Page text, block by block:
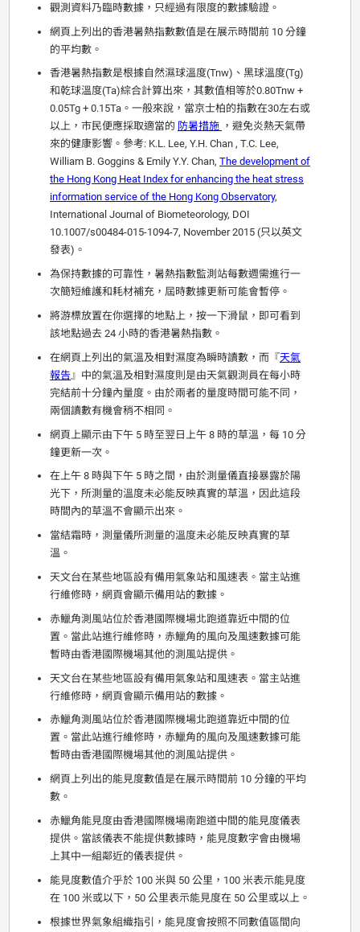
觀測資料乃臨時數據，只經過有限度的數據驗證。
網頁上列出的香港暑熱指數數值是在展示時間前 10 分鐘
的平均數。
香港暑熱指數是根據自然濕球溫度(Tnw)、黑球溫度(Tg)
和乾球溫度(Ta)綜合計算出來，其數值相等於0.80Tnw +
0.05Tg + 0.15Ta。一般來說，當京士柏的指數在30左右或
以上，市民便應採取適當的 防暑措施 ，避免炎熱天氣帶
來的健康影響。參考: K.L. Lee, Y.H. Chan , T.C. Lee,
William B. Goggins & Emily Y.Y. Chan, The development of
the Hong Kong Heat Index for enhancing the heat stress
information service of the Hong Kong Observatory,
International Journal of Biometeorology, DOI
10.1007/s00484-015-1094-7, November 2015 (只以英文
發表)。
為保持數據的可靠性，暑熱指數監測站每數週需進行一
次簡短維護和耗材補充，屆時數據更新可能會暫停。
將游標放置在你選擇的地點上，按一下滑鼠，即可看到
該地點過去 24 小時的香港暑熱指數。
在網頁上列出的氣溫及相對濕度為瞬時讀數，而『天氣
報告 』中的氣溫及相對濕度則是由天氣觀測員在每小時
完結前十分鐘內量度。由於兩者的量度時間可能不同，
兩個讀數有機會稍不相同。
網頁上顯示由下午 5 時至翌日上午 8 時的草溫，每 10 分
鐘更新一次。
在上午 8 時與下午 5 時之間，由於測量儀直接暴露於陽
光下，所測量的溫度未必能反映真實的草溫，因此這段
時間內的草溫不會顯示出來。
當結霜時，測量儀所測量的溫度未必能反映真實的草
溫。
天文台在某些地區設有備用氣象站和風速表。當主站進
行維修時，網頁會顯示備用站的數據。
赤鱲角測風站位於香港國際機場北跑道靠近中間的位
置。當此站進行維修時，赤鱲角的風向及風速數據可能
暫時由香港國際機場其他的測風站提供。
天文台在某些地區設有備用氣象站和風速表。當主站進
行維修時，網頁會顯示備用站的數據。
赤鱲角測風站位於香港國際機場北跑道靠近中間的位
置。當此站進行維修時，赤鱲角的風向及風速數據可能
暫時由香港國際機場其他的測風站提供。
網頁上列出的能見度數值是在展示時間前 10 分鐘的平均
數。
赤鱲角能見度由香港國際機場南跑道中間的能見度儀表
提供。當該儀表不能提供數據時，能見度數字會由機場
上其中一組鄰近的儀表提供。
能見度數值介乎於 100 米與 50 公里，100 米表示能見度
在 100 米或以下，50 公里表示能見度在 50 公里或以上。
根據世界氣象組織指引，能見度會按照不同數值區間向